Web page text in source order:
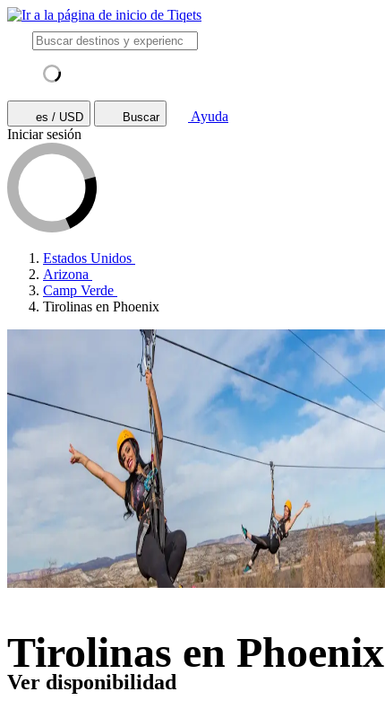
es / USD Buscar
Ayuda
Iniciar sesión
Estados Unidos
Arizona
Camp Verde
Tirolinas en Phoenix
Tirolinas en Phoenix
Ver disponibilidad